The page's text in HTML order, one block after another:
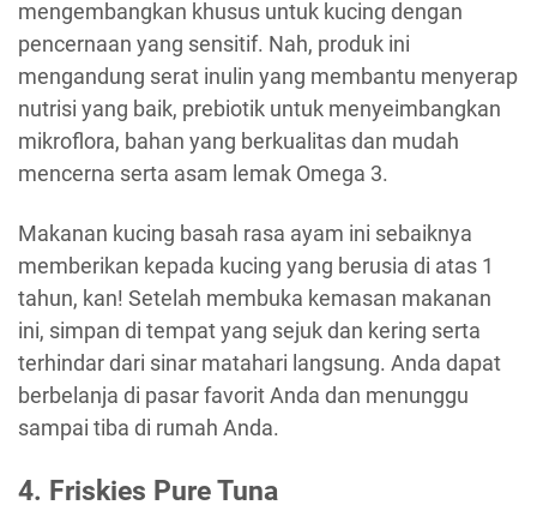
mengembangkan khusus untuk kucing dengan
pencernaan yang sensitif. Nah, produk ini
mengandung serat inulin yang membantu menyerap
nutrisi yang baik, prebiotik untuk menyeimbangkan
mikroflora, bahan yang berkualitas dan mudah
mencerna serta asam lemak Omega 3.
Makanan kucing basah rasa ayam ini sebaiknya
memberikan kepada kucing yang berusia di atas 1
tahun, kan! Setelah membuka kemasan makanan
ini, simpan di tempat yang sejuk dan kering serta
terhindar dari sinar matahari langsung. Anda dapat
berbelanja di pasar favorit Anda dan menunggu
sampai tiba di rumah Anda.
4. Friskies Pure Tuna